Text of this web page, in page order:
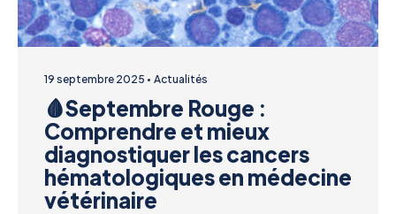
19 septembre 2025 Actualités
🩸Septembre Rouge :
Comprendre et mieux
diagnostiquer les cancers
hématologiques en médecine
vétérinaire